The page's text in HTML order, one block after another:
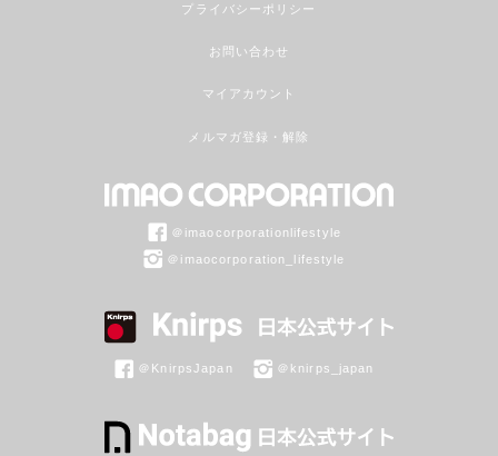
プライバシーポリシー
お問い合わせ
マイアカウント
メルマガ登録・解除
＠imaocorporationlifestyle
＠imaocorporation_lifestyle
＠KnirpsJapan ＠knirps_japan